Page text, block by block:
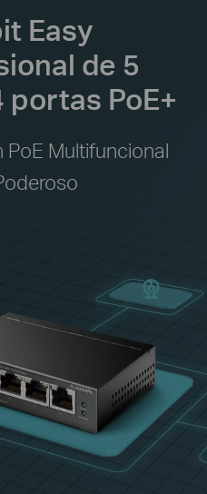
Easy
de 5
PoE+
PoE Multifuncional